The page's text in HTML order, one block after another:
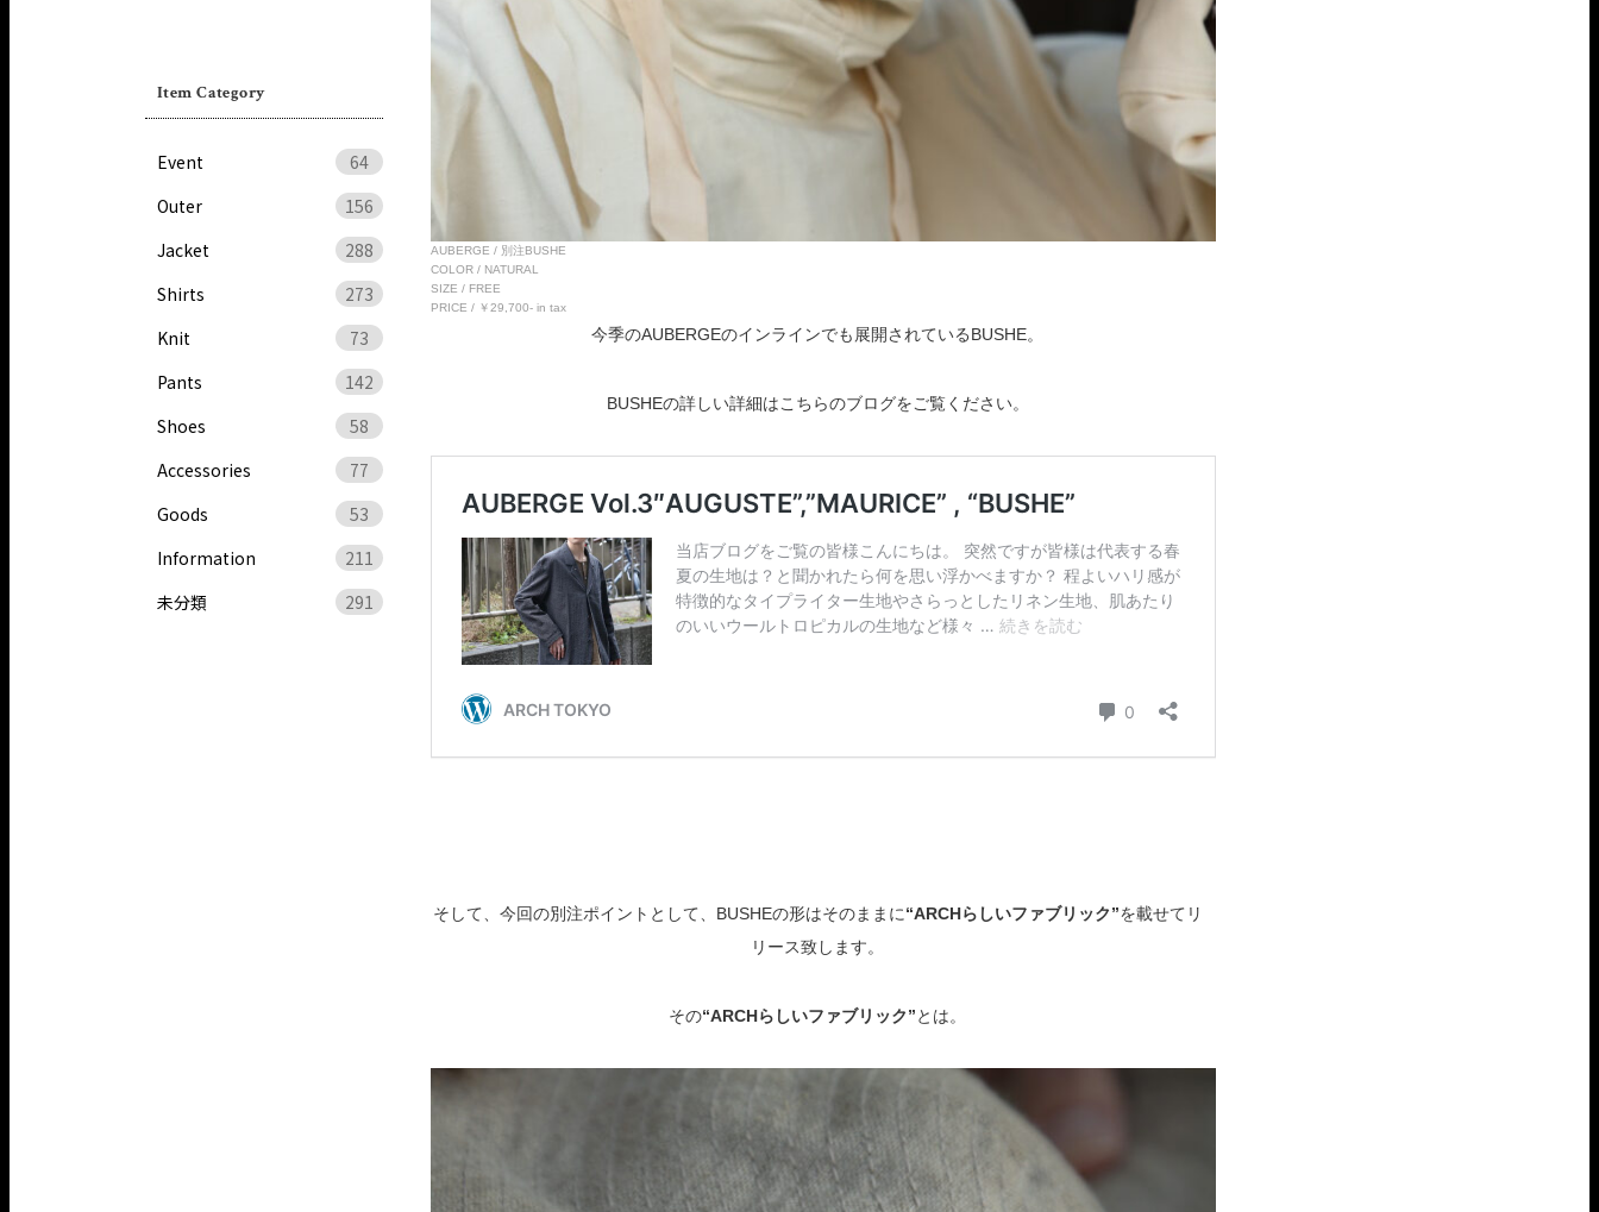
Item Category
Event
64
Outer
156
Jacket
288
Shirts
273
Knit
73
Pants
142
Shoes
58
Accessories
77
Goods
53
Information
211
未分類
291
AUBERGE / 別注BUSHE
COLOR / NATURAL
SIZE / FREE
PRICE / ￥29,700- in tax
今季のAUBERGEのインラインでも展開されているBUSHE。
BUSHEの詳しい詳細はこちらのブログをご覧ください。
そして、今回の別注ポイントとして、BUSHEの形はそのままに“ARCHらしいファブリック”を載せてリ
リース致します。
その“ARCHらしいファブリック”とは。